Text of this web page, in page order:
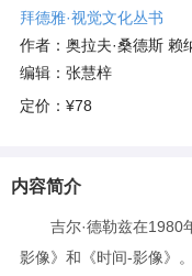
拜德雅·视觉文化丛书
作者：奥拉夫·桑德斯 赖
编辑：张慧梓
定价： ¥78
内容简介
吉尔·德勒兹在1980
影像》和《时间-影像》